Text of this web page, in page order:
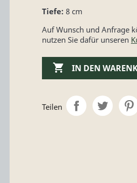
Tiefe: 8 cm
Auf Wunsch und Anfrage
nutzen Sie dafür unseren
 IN DEN
Teilen